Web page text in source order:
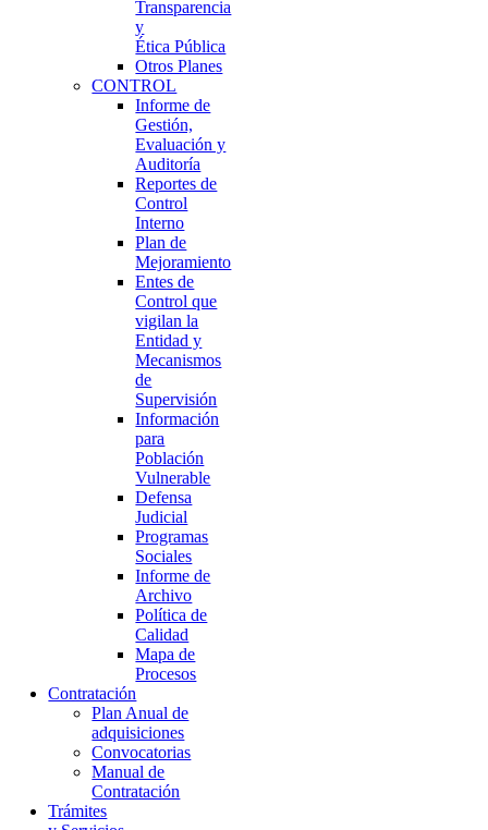
Transparencia
y
Ética Pública
Otros Planes
CONTROL
Informe de
Gestión,
Evaluación y
Auditoría
Reportes de
Control
Interno
Plan de
Mejoramiento
Entes de
Control que
vigilan la
Entidad y
Mecanismos
de
Supervisión
Información
para
Población
Vulnerable
Defensa
Judicial
Programas
Sociales
Informe de
Archivo
Política de
Calidad
Mapa de
Procesos
Contratación
Plan Anual de
adquisiciones
Convocatorias
Manual de
Contratación
Trámites